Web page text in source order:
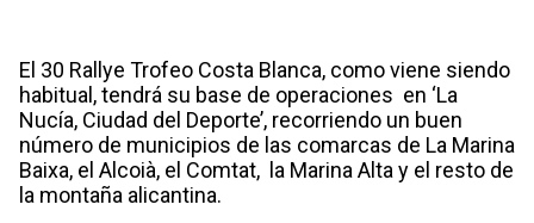
El 30 Rallye Trofeo Costa Blanca, como viene siendo
habitual, tendrá su base de operaciones en ‘La
Nucía, Ciudad del Deporte’, recorriendo un buen
número de municipios de las comarcas de La Marina
Baixa, el Alcoià, el Comtat, la Marina Alta y el resto de
la montaña alicantina.